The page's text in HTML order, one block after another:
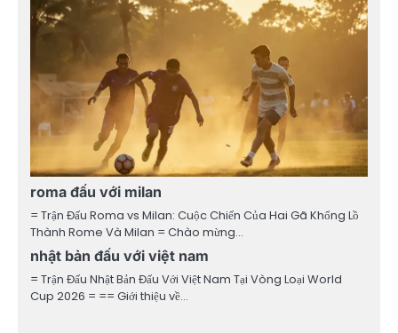
roma đấu với milan
= Trận Đấu Roma vs Milan: Cuộc Chiến Của Hai Gã Khổng Lồ
Thành Rome Và Milan = Chào mừng…
nhật bản đấu với việt nam
= Trận Đấu Nhật Bản Đấu Với Việt Nam Tại Vòng Loại World
Cup 2026 = == Giới thiệu về…